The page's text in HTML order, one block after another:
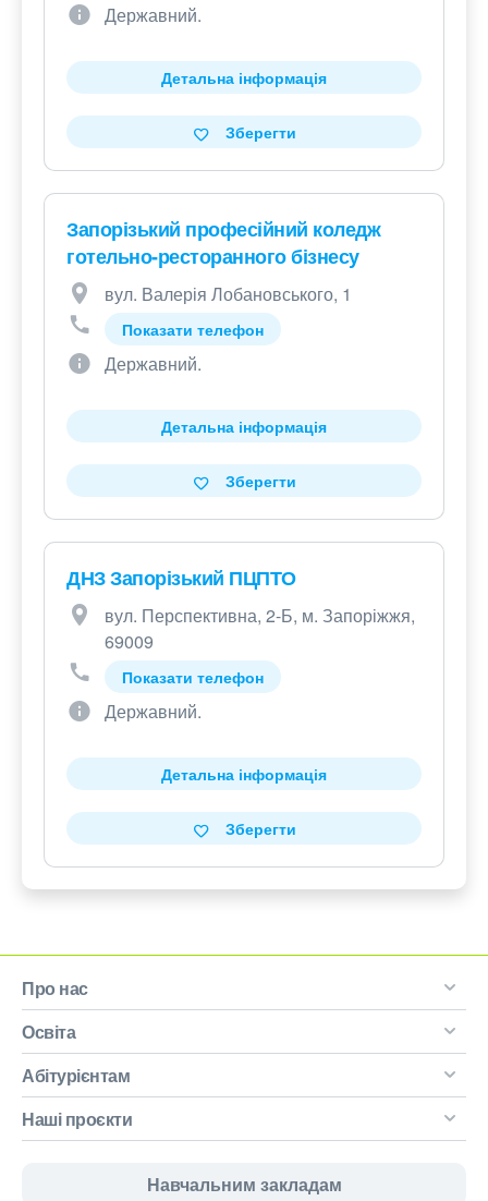
Державний.
Детальна інформація
Зберегти
Запорізький професійний коледж
готельно-ресторанного бізнесу
вул. Валерія Лобановського, 1
Показати телефон
Державний.
Детальна інформація
Зберегти
ДНЗ Запорізький ПЦПТО
вул. Перспективна, 2-Б, м. Запоріжжя,
69009
Показати телефон
Державний.
Детальна інформація
Зберегти
Про нас
Освіта
Абітурієнтам
Наші проєкти
Навчальним закладам